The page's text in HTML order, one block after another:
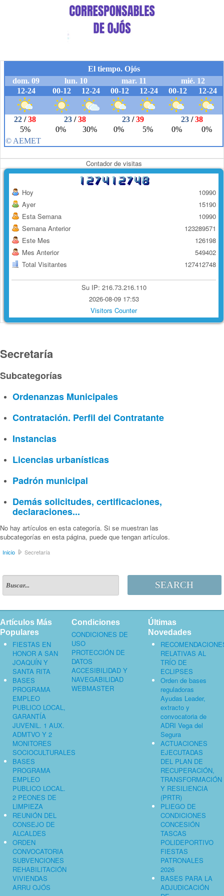
Contador de visitas
Hoy
Ayer
Esta Semana
Semana Anterior
Este Mes
Mes Anterior
Total Visitantes
10990
15190
10990
123289571
126198
549402
127412748
Su IP: 216.73.216.110
2026-08-09 17:53
Visitors Counter
Secretaría
Subcategorías
Ordenanzas Municipales
Contratación. Perfil del Contratante
Instancias
Licencias urbanísticas
Padrón municipal
Demás solicitudes, certificaciones,
declaraciones...
No hay artículos en esta categoría. Si se muestran las
subcategorías en esta página, puede que tengan artículos.
Inicio Secretaría
SEARCH
Artículos Más
Populares
FIESTAS EN
HONOR A SAN
JOAQUÍN Y
SANTA RITA
BASES
PROGRAMA
EMPLEO
PUBLICO LOCAL,
GARANTÍA
JUVENIL. 1 AUX.
ADMTVO Y 2
MONITORES
SOCIOCULTURALES
BASES
PROGRAMA
EMPLEO
PUBLICO LOCAL.
2 PEONES DE
LIMPIEZA
REUNIÓN DEL
CONSEJO DE
ALCALDES
ORDEN
CONVOCATORIA
SUBVENCIONES
REHABILITACIÓN
VIVIENDAS
ARRU OJÓS
Condiciones
CONDICIONES DE
USO
PROTECCIÓN DE
DATOS
ACCESIBILIDAD Y
NAVEGABILIDAD
WEBMASTER
Últimas
Novedades
RELATIVAS AL
TRÍO DE
ECLIPSES
Orden de bases
reguladoras
Ayudas Leader,
extracto y
convocatoria de
ADRI Vega del
Segura
ACTUACIONES
EJECUTADAS
DEL PLAN DE
RECUPERACIÓN,
TRANSFORMACIÓN
Y RESILIENCIA
(PRTR)
PLIEGO DE
CONDICIONES
CONCESIÓN
TASCAS
POLIDEPORTIVO
FIESTAS
PATRONALES
2026
BASES PARA LA
ADJUDICACIÓN